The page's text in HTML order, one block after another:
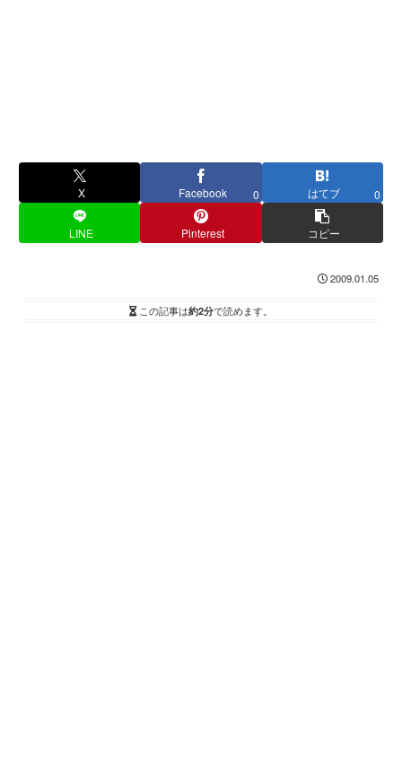
X Facebook 0 はてブ 0
LINE Pinterest コピー
2009.01.05
この記事は約2分で読めます。